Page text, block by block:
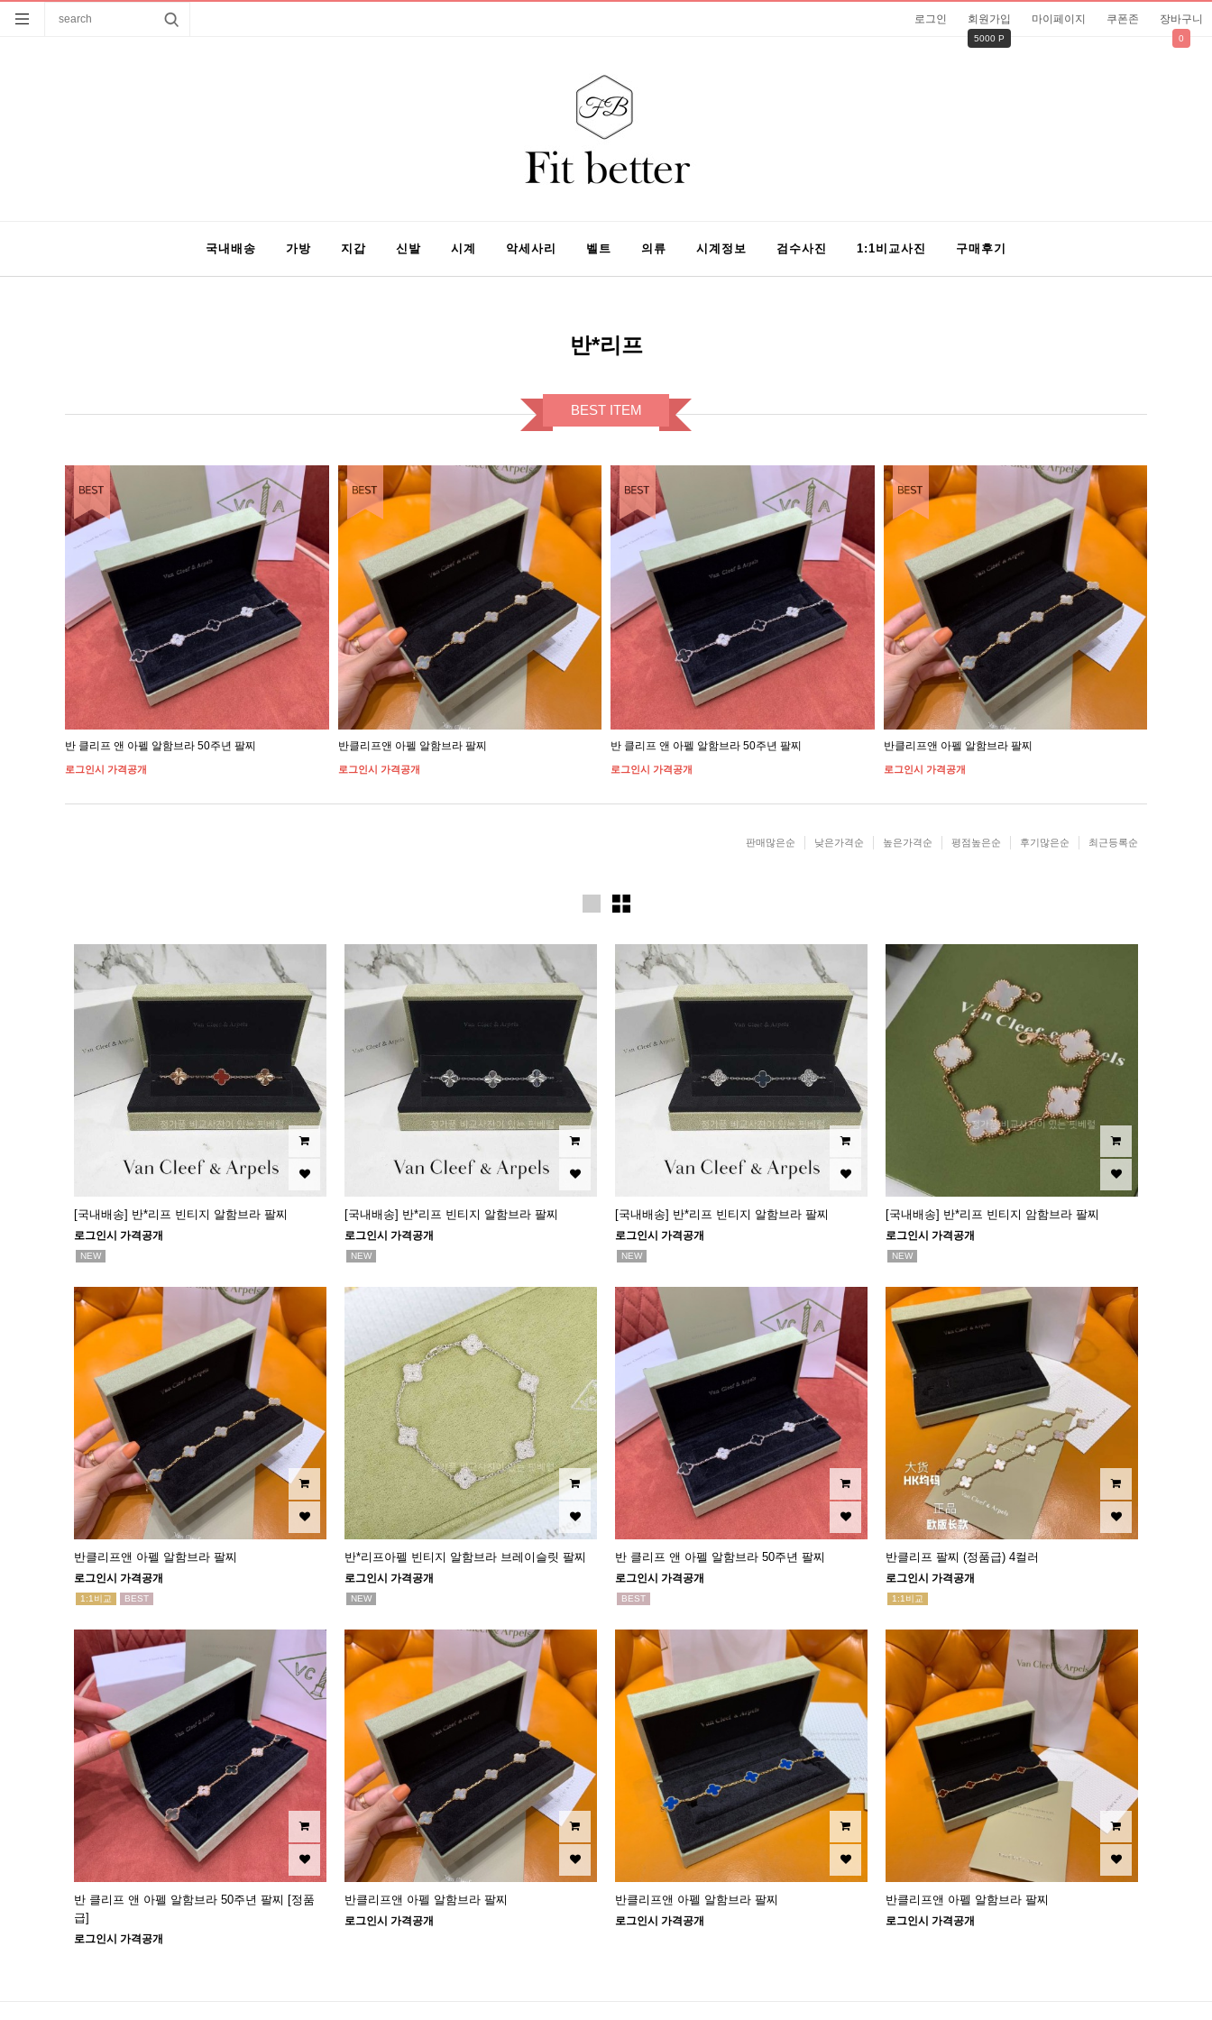
로그인 회원가입
5000 P
마이페이지 쿠폰존 장바구니
0
국내배송 가방 지갑 신발 시계 악세사리 벨트 의류 시계정보 검수사진 1:1비교사진 구매후기
반*리프
BEST ITEM
반 클리프 앤 아펠 알함브라 50주년 팔찌
로그인시 가격공개
반클리프앤 아펠 알함브라 팔찌
로그인시 가격공개
반 클리프 앤 아펠 알함브라 50주년 팔찌
로그인시 가격공개
반클리프앤 아펠 알함브라 팔찌
로그인시 가격공개
BEST ITEM BEST ITEM
판매많은순 낮은가격순 높은가격순 평점높은순 후기많은순 최근등록순
[국내배송] 반*리프 빈티지 알함브라 팔찌
로그인시 가격공개
NEW
[국내배송] 반*리프 빈티지 알함브라 팔찌
로그인시 가격공개
NEW
[국내배송] 반*리프 빈티지 알함브라 팔찌
로그인시 가격공개
NEW
[국내배송] 반*리프 빈티지 암함브라 팔찌
로그인시 가격공개
NEW
반클리프앤 아펠 알함브라 팔찌
로그인시 가격공개
1:1비교 BEST
반*리프아펠 빈티지 알함브라 브레이슬릿 팔찌
로그인시 가격공개
NEW
반 클리프 앤 아펠 알함브라 50주년 팔찌
로그인시 가격공개
BEST
반클리프 팔찌 (정품급) 4컬러
로그인시 가격공개
1:1비교
반 클리프 앤 아펠 알함브라 50주년 팔찌 [정품
급]
로그인시 가격공개
반클리프앤 아펠 알함브라 팔찌
로그인시 가격공개
반클리프앤 아펠 알함브라 팔찌
로그인시 가격공개
반클리프앤 아펠 알함브라 팔찌
로그인시 가격공개